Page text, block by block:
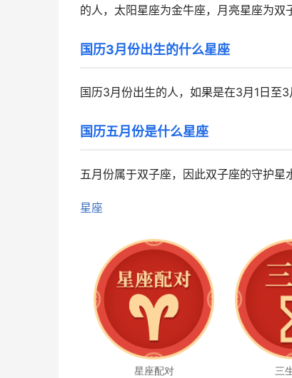
的人，太阳星座为金牛座，月亮星座为双
国历3月份出生的什么星座
国历3月份出生的人，如果是在3月1日至
国历五月份是什么星座
五月份属于双子座，因此双子座的守护星
星座
星座配对 三